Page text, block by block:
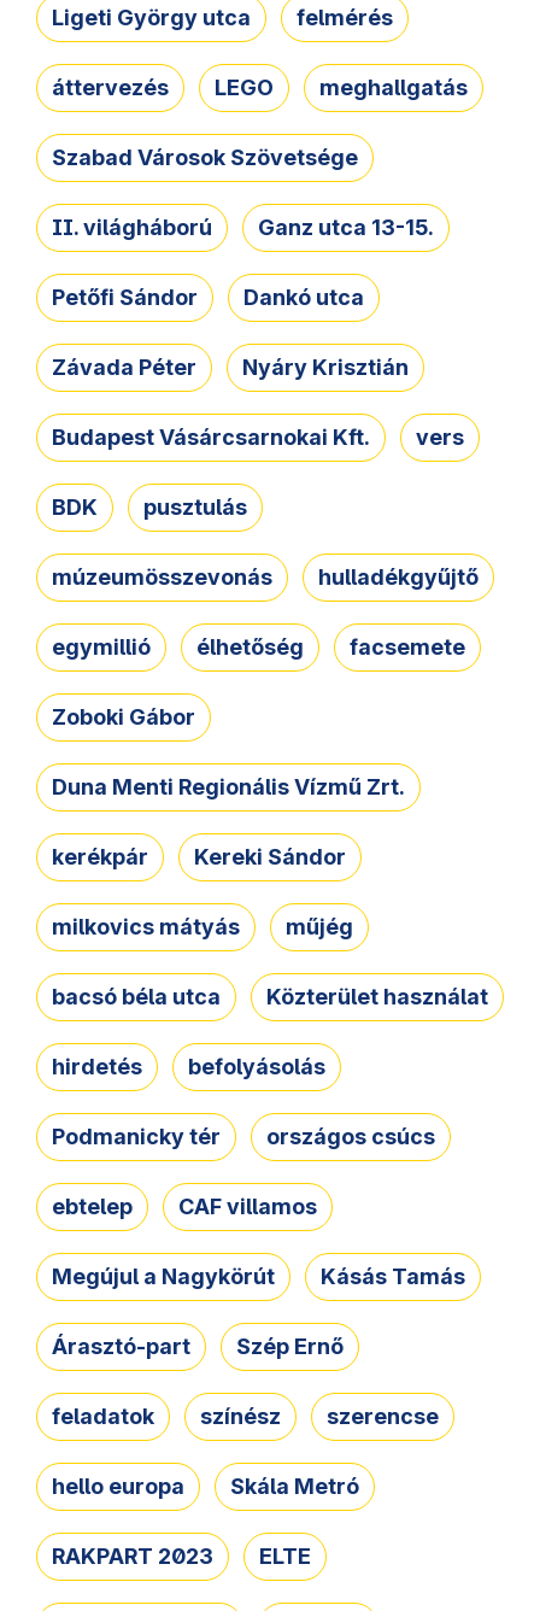
Ligeti György utca felmérés
áttervezés LEGO meghallgatás
Szabad Városok Szövetsége
II. világháború Ganz utca 13-15.
Petőfi Sándor Dankó utca
Závada Péter Nyáry Krisztián
Budapest Vásárcsarnokai Kft. vers
BDK pusztulás
múzeumösszevonás hulladékgyűjtő
egymillió élhetőség facsemete
Zoboki Gábor
Duna Menti Regionális Vízmű Zrt.
kerékpár Kereki Sándor
milkovics mátyás műjég
bacsó béla utca Közterület használat
hirdetés befolyásolás
Podmanicky tér országos csúcs
ebtelep CAF villamos
Megújul a Nagykörút Kásás Tamás
Árasztó-part Szép Ernő
feladatok színész szerencse
hello europa Skála Metró
RAKPART 2023 ELTE